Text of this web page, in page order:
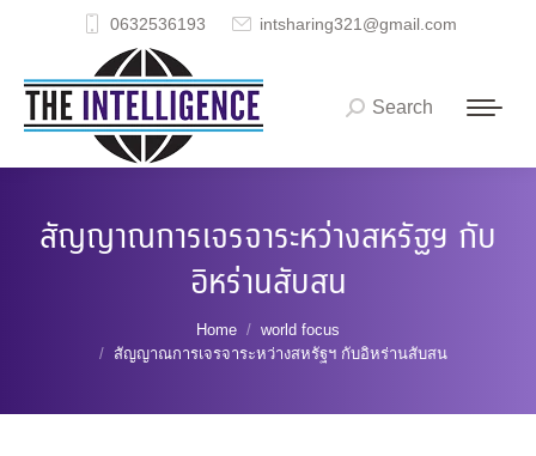
0632536193 intsharing321@gmail.com
Search:
Search
สัญญาณการเจรจาระหว่างสหรัฐฯ กับ
อิหร่านสับสน
Home
world focus
สัญญาณการเจรจาระหว่างสหรัฐฯ กับอิหร่านสับสน